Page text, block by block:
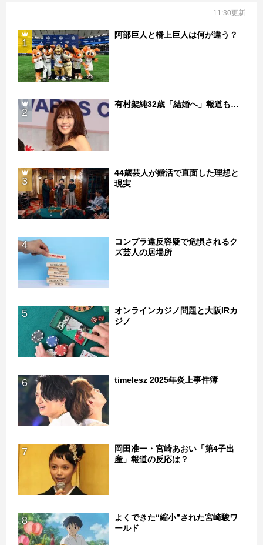
11:30更新
1
阿部巨人と橋上巨人は何が違う？
2
有村架純32歳「結婚へ」報道も…
3
44歳芸人が婚活で直面した理想と
現実
4
コンプラ違反容疑で危惧されるク
ズ芸人の居場所
5
オンラインカジノ問題と大阪IRカ
ジノ
6 timelesz 2025年炎上事件簿
7
岡田准一・宮崎あおい「第4子出
産」報道の反応は？
8
よくできた“縮小”された宮崎駿ワ
ールド